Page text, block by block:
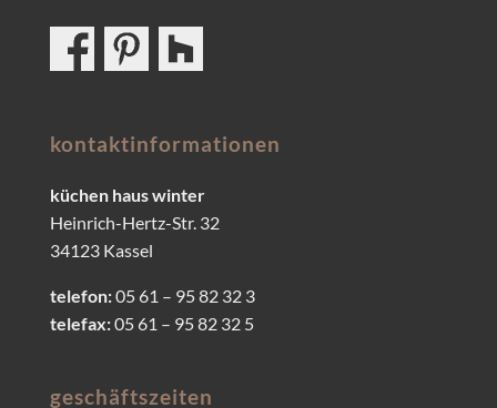
kontaktinformationen
küchen haus winter
Heinrich-Hertz-Str. 32
34123 Kassel
telefon:05 61 – 95 82 32 3
telefax:05 61 – 95 82 32 5
geschäftszeiten